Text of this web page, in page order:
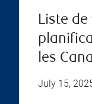
Liste
les
July 15,